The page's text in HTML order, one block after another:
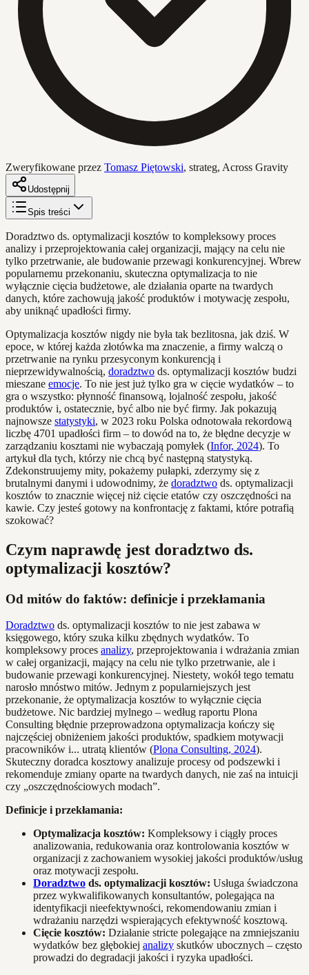
Zweryfikowane przez Tomasz Piętowski, strateg, Across Gravity
Udostępnij
Spis treści
Doradztwo ds. optymalizacji kosztów to kompleksowy proces
analizy i przeprojektowania całej organizacji, mający na celu nie
tylko przetrwanie, ale budowanie przewagi konkurencyjnej. Wbrew
popularnemu przekonaniu, skuteczna optymalizacja to nie
wyłącznie cięcia budżetowe, ale działania oparte na twardych
danych, które zachowują jakość produktów i motywację zespołu,
aby uniknąć upadłości firmy.
Optymalizacja kosztów nigdy nie była tak bezlitosna, jak dziś. W
epoce, w której każda złotówka ma znaczenie, a firmy walczą o
przetrwanie na rynku przesyconym konkurencją i
nieprzewidywalnością, doradztwo ds. optymalizacji kosztów budzi
mieszane emocje. To nie jest już tylko gra w cięcie wydatków – to
gra o wszystko: płynność finansową, lojalność zespołu, jakość
produktów i, ostatecznie, być albo nie być firmy. Jak pokazują
najnowsze statystyki, w 2023 roku Polska odnotowała rekordową
liczbę 4701 upadłości firm – to dowód na to, że błędne decyzje w
zarządzaniu kosztami nie wybaczają pomyłek (Infor, 2024). To
artykuł dla tych, którzy nie chcą być następną statystyką.
Zdekonstruujemy mity, pokażemy pułapki, zderzymy się z
brutalnymi danymi i udowodnimy, że doradztwo ds. optymalizacji
kosztów to znacznie więcej niż cięcie etatów czy oszczędności na
kawie. Czy jesteś gotowy na konfrontację z faktami, które potrafią
szokować?
Czym naprawdę jest doradztwo ds.
optymalizacji kosztów?
Od mitów do faktów: definicje i przekłamania
Doradztwo ds. optymalizacji kosztów to nie jest zabawa w
księgowego, który szuka kilku zbędnych wydatków. To
kompleksowy proces analizy, przeprojektowania i wdrażania zmian
w całej organizacji, mający na celu nie tylko przetrwanie, ale i
budowanie przewagi konkurencyjnej. Niestety, wokół tego tematu
narosło mnóstwo mitów. Jednym z popularniejszych jest
przekonanie, że optymalizacja kosztów to wyłącznie cięcia
budżetowe. Nic bardziej mylnego – według raportu Plona
Consulting błędnie przeprowadzona optymalizacja kończy się
najczęściej obniżeniem jakości produktów, spadkiem motywacji
pracowników i... utratą klientów (Plona Consulting, 2024).
Skuteczny doradca kosztowy analizuje procesy od podszewki i
rekomenduje zmiany oparte na twardych danych, nie zaś na intuicji
czy „oszczędnościowych modach”.
Definicje i przekłamania:
Optymalizacja kosztów: Kompleksowy i ciągły proces
analizowania, redukowania oraz kontrolowania kosztów w
organizacji z zachowaniem wysokiej jakości produktów/usług
oraz motywacji zespołu.
Doradztwo ds. optymalizacji kosztów: Usługa świadczona
przez wykwalifikowanych konsultantów, polegająca na
identyfikacji nieefektywności, rekomendowaniu zmian i
wdrażaniu narzędzi wspierających efektywność kosztową.
Cięcie kosztów: Działanie stricte polegające na zmniejszaniu
wydatków bez głębokiej analizy skutków ubocznych – często
prowadzi do degradacji jakości i ryzyka upadłości.